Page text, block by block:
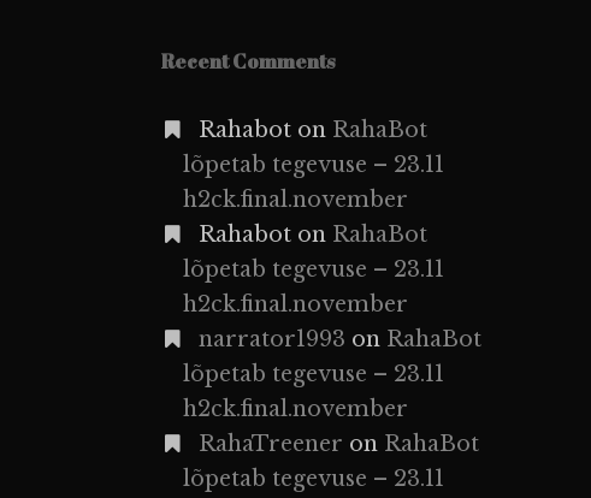
Recent Comments
Rahaboton RahaBot
lõpetab tegevuse – 23.11
h2ck.final.november
Rahaboton RahaBot
lõpetab tegevuse – 23.11
h2ck.final.november
narrator1993 on RahaBot
lõpetab tegevuse – 23.11
h2ck.final.november
RahaTreener on RahaBot
lõpetab tegevuse – 23.11